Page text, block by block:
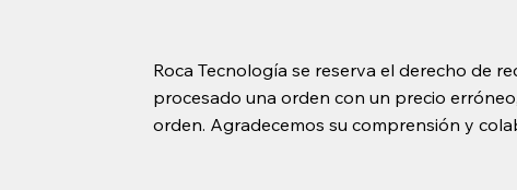
Roca Tecnología se reserva el derecho de
procesado una orden con un precio
orden. Agradecemos su comprensión y